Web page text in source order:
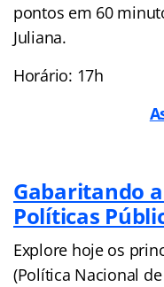
pontos em 60
Juliana.
Horário: 17h
Gabaritando a
Políticas
Explore hoje os
(Política Nacional